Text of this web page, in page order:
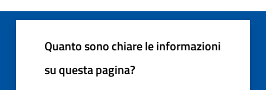
Quanto sono chiare le informazioni
su questa pagina?